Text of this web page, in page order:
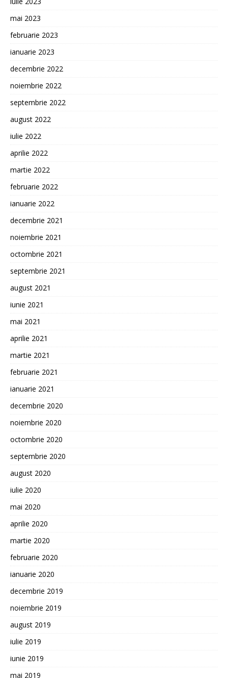
mai 2023
februarie 2023
ianuarie 2023
decembrie 2022
noiembrie 2022
septembrie 2022
august 2022
iulie 2022
aprilie 2022
martie 2022
februarie 2022
ianuarie 2022
decembrie 2021
noiembrie 2021
octombrie 2021
septembrie 2021
august 2021
iunie 2021
mai 2021
aprilie 2021
martie 2021
februarie 2021
ianuarie 2021
decembrie 2020
noiembrie 2020
octombrie 2020
septembrie 2020
august 2020
iulie 2020
mai 2020
aprilie 2020
martie 2020
februarie 2020
ianuarie 2020
decembrie 2019
noiembrie 2019
august 2019
iulie 2019
iunie 2019
mai 2019